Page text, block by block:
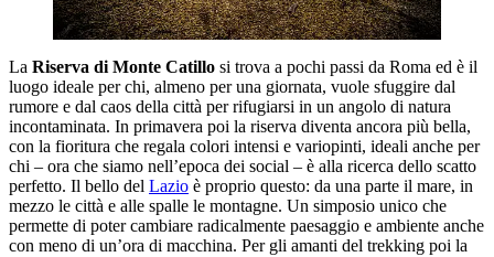
La Riserva di Monte Catillo si trova a pochi passi da Roma ed è il
luogo ideale per chi, almeno per una giornata, vuole sfuggire dal
rumore e dal caos della città per rifugiarsi in un angolo di natura
incontaminata. In primavera poi la riserva diventa ancora più bella,
con la fioritura che regala colori intensi e variopinti, ideali anche per
chi – ora che siamo nell’epoca dei social – è alla ricerca dello scatto
perfetto. Il bello del Lazio è proprio questo: da una parte il mare, in
mezzo le città e alle spalle le montagne. Un simposio unico che
permette di poter cambiare radicalmente paesaggio e ambiente anche
con meno di un’ora di macchina. Per gli amanti del trekking poi la